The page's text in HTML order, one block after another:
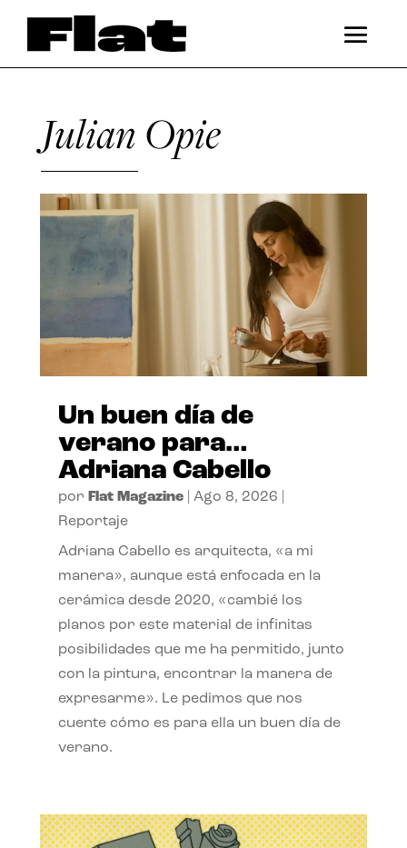
Julian Opie
Un buen día de
verano para…
Adriana Cabello
por Flat Magazine| Ago 8, 2026
Reportaje
Adriana Cabello es arquitecta, «a mi
manera», aunque está enfocada en la
cerámica desde 2020, «cambié los
planos por este material de infinitas
posibilidades que me ha permitido, junto
con la pintura, encontrar la manera de
expresarme». Le pedimos que nos
cuente cómo es para ella un buen día de
verano.